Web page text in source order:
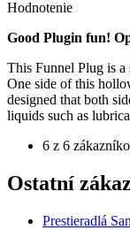
Hodnotenie
Good Plugin fun!
This Funnel Plug is
One side of this
designed that both
liquids such as
6 z 6
Ostatní
Prestieradlá